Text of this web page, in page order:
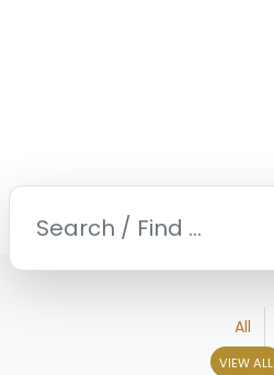
All
VIEW ALL